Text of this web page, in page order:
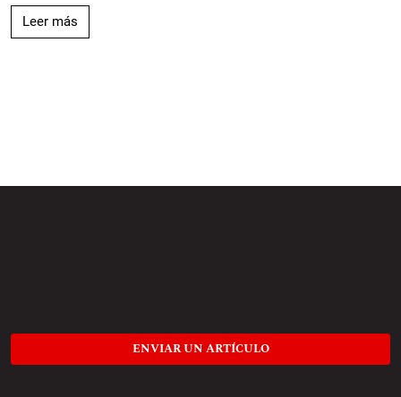
Leer más
ENVIAR UN ARTÍCULO